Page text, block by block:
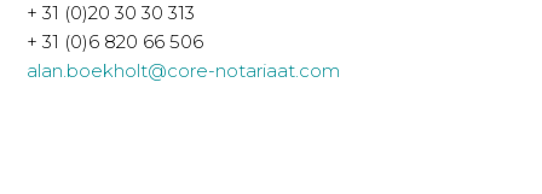
+ 31 (0)20 30 30 313
+ 31 (0)6 820 66 506
alan.boekholt@core-notariaat.com